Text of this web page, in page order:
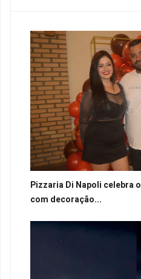
Pizzaria Di Napoli celebra
com decoração...